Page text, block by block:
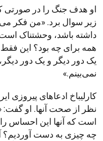
او هدف جنگ را در صورتی که
زیر سوال برد. «من فکر
داشته باشد، وحشتناک
همه برای چه بود؟ این فقط
یک دور دیگر و یک دور
نمی‌بینم.»
کارلیباخ ادعاهای
نظر از صحت آنها. او گفت:
است که آنها این احساس
چه چیزی به دست آوردیم؟